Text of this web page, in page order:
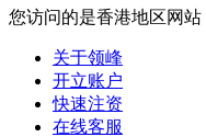
您访问的是香港地区网
关于领峰
开立账户
快速注资
在线客服